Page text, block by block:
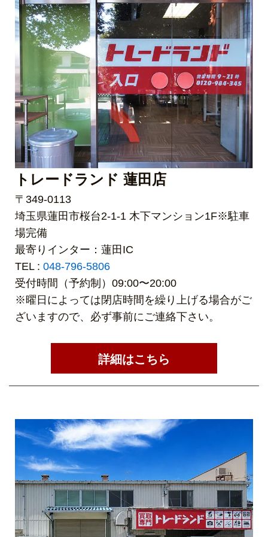
トレードランド 蓮田店
〒349-0113
埼玉県蓮田市桜台2-1-1 木下マンション1F※駐車
場完備
最寄りインター：蓮田IC
TEL : 048-796-5806
受付時間（予約制）09:00〜20:00
※曜日によっては閉店時間を繰り上げる場合がご
ざいますので、必ず事前にご連絡下さい。
詳細はこちら